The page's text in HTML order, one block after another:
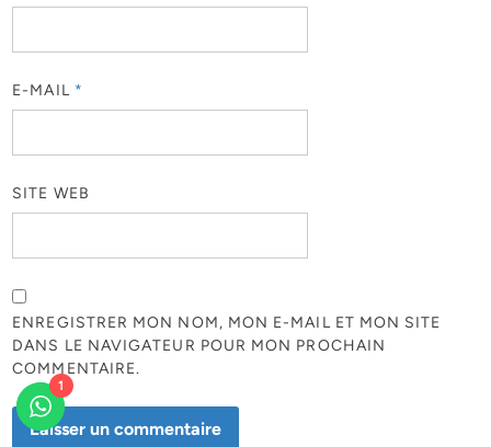
E-MAIL *
SITE WEB
ENREGISTRER MON NOM, MON E-MAIL ET MON SITE
DANS LE NAVIGATEUR POUR MON PROCHAIN
COMMENTAIRE.
1